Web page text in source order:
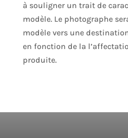
à souligner un trait de
modèle. Le photographe
modèle vers une
en fonction de la
produite.